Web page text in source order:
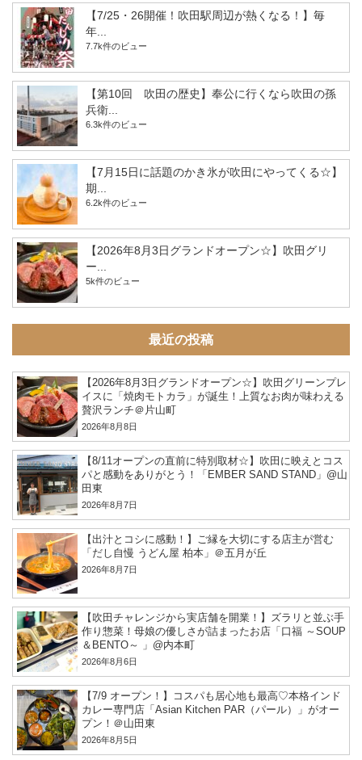
【7/25・26開催！吹田駅周辺が熱くなる！】毎
年...
7.7k件のビュー
【第10回 吹田の歴史】奉公に行くなら吹田の孫
兵衛...
6.3k件のビュー
【7月15日に話題のかき氷が吹田にやってくる☆】
期...
6.2k件のビュー
【2026年8月3日グランドオープン☆】吹田グリ
ー...
5k件のビュー
最近の投稿
【2026年8月3日グランドオープン☆】吹田グリーンプレ
イスに「焼肉モトカラ」が誕生！上質なお肉が味わえる
贅沢ランチ＠片山町
2026年8月8日
【8/11オープンの直前に特別取材☆】吹田に映えとコス
パと感動をありがとう！「EMBER SAND STAND」@山
田東
2026年8月7日
【出汁とコシに感動！】ご縁を大切にする店主が営む
「だし自慢 うどん屋 柏本」＠五月が丘
2026年8月7日
【吹田チャレンジから実店舗を開業！】ズラリと並ぶ手
作り惣菜！母娘の優しさが詰まったお店「口福 ～SOUP
＆BENTO～ 」@内本町
2026年8月6日
【7/9 オープン！】コスパも居心地も最高♡本格インド
カレー専門店「Asian Kitchen PAR（パール）」がオー
プン！＠山田東
2026年8月5日